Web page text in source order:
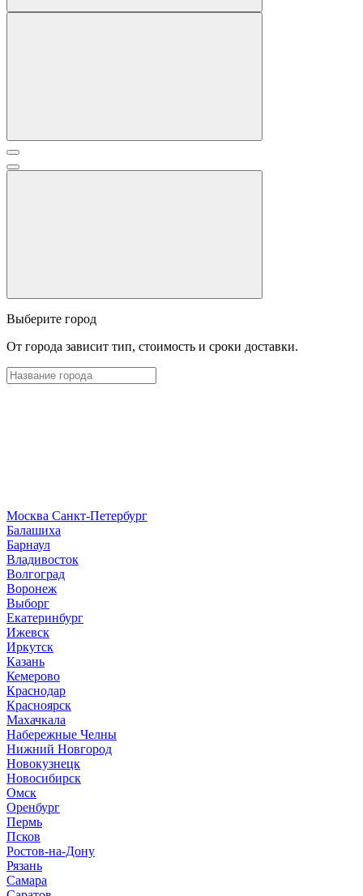
Выберите город
От города зависит тип, стоимость и сроки доставки.
Москва Санкт-Петербург
Балашиха
Барнаул
Владивосток
Волгоград
Воронеж
Выборг
Екатеринбург
Ижевск
Иркутск
Казань
Кемерово
Краснодар
Красноярск
Махачкала
Набережные Челны
Нижний Новгород
Новокузнецк
Новосибирск
Омск
Оренбург
Пермь
Псков
Ростов-на-Дону
Рязань
Самара